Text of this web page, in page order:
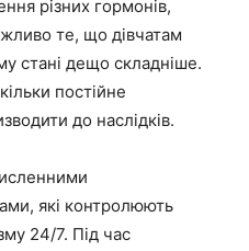
різних гормонів,
те, що дівчатам
стані дещо складніше.
постійне
до наслідків.
які контролюють
24/7. Під час